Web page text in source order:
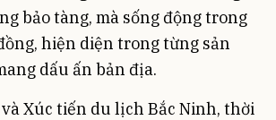
bảo tàng, mà sống động trong
hiện diện trong từng sản
dấu ấn bản địa.
Xúc tiến du lịch Bắc Ninh, thời